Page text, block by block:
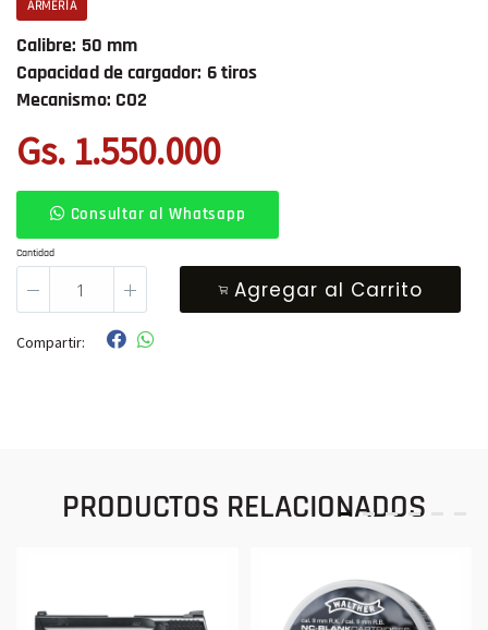
ARMERÍA
Calibre: 50 mm
Capacidad de cargador: 6 tiros
Mecanismo: CO2
Gs. 1.550.000
Consultar al Whatsapp
Cantidad
Agregar al Carrito
Compartir:
PRODUCTOS RELACIONADOS